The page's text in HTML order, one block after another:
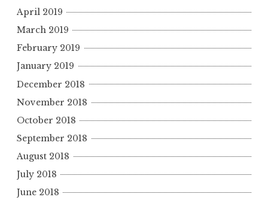
April 2019
March 2019
February 2019
January 2019
December 2018
November 2018
October 2018
September 2018
August 2018
July 2018
June 2018